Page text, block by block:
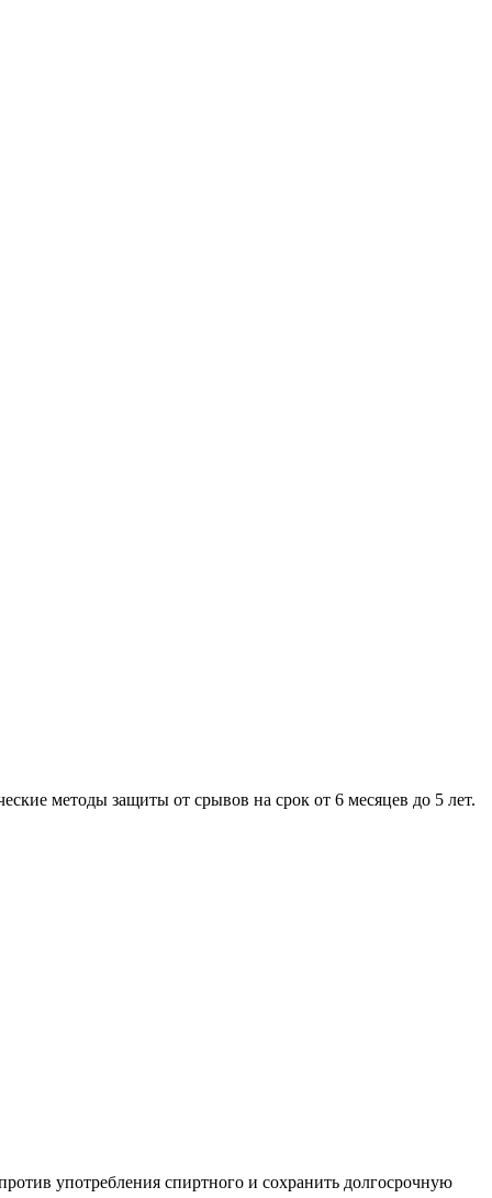
методы защиты от срывов на срок от 6 месяцев до 5 лет.
употребления спиртного и сохранить долгосрочную